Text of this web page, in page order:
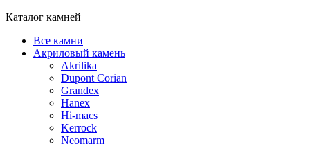
Каталог камней
Все камни
Акриловый камень
Akrilika
Dupont Corian
Grandex
Hanex
Hi-macs
Kerrock
Neomarm